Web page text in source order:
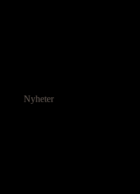
Nyheter